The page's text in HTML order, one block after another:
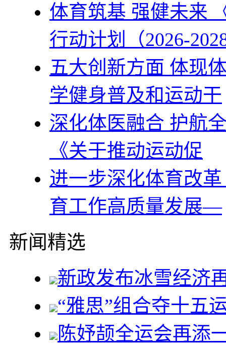
体育筑基 强健未来
行动计划（2026-
五大创新方面 体现
学健身普及和运动干
深化体医融合 护航
《关于推动运动促
进一步深化体育改
育工作高质量发展—
新闻精选
新政发布冰雪经济
“雅思”组合夺十五
陈妤颉全运会再添